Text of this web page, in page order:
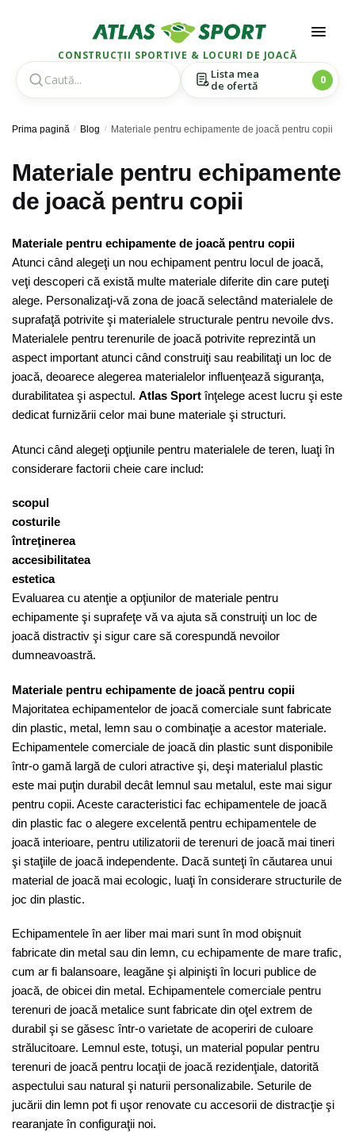
CONSTRUCȚII SPORTIVE & LOCURI DE JOACĂ
Lista mea
de ofertă
0
Prima pagină / Blog / Materiale pentru echipamente de joacă pentru copii
Materiale pentru echipamente
de joacă pentru copii
Materiale pentru echipamente de joacă pentru copii
Atunci când alegeţi un nou echipament pentru locul de joacă,
veţi descoperi că există multe materiale diferite din care puteţi
alege. Personalizaţi-vă zona de joacă selectând materialele de
suprafaţă potrivite şi materialele structurale pentru nevoile dvs.
Materialele pentru terenurile de joacă potrivite reprezintă un
aspect important atunci când construiţi sau reabilitaţi un loc de
joacă, deoarece alegerea materialelor influenţează siguranţa,
durabilitatea şi aspectul. Atlas Sportînţelege acest lucru şi este
dedicat furnizării celor mai bune materiale şi structuri.
Atunci când alegeţi opţiunile pentru materialele de teren, luaţi în
considerare factorii cheie care includ:
scopul
costurile
întreţinerea
accesibilitatea
estetica
Evaluarea cu atenţie a opţiunilor de materiale pentru
echipamente şi suprafeţe vă va ajuta să construiţi un loc de
joacă distractiv şi sigur care să corespundă nevoilor
dumneavoastră.
Materiale pentru echipamente de joacă pentru copii
Majoritatea echipamentelor de joacă comerciale sunt fabricate
din plastic, metal, lemn sau o combinaţie a acestor materiale.
Echipamentele comerciale de joacă din plastic sunt disponibile
într-o gamă largă de culori atractive şi, deşi materialul plastic
este mai puţin durabil decât lemnul sau metalul, este mai sigur
pentru copii. Aceste caracteristici fac echipamentele de joacă
din plastic fac o alegere excelentă pentru echipamentele de
joacă interioare, pentru utilizatorii de terenuri de joacă mai tineri
şi staţiile de joacă independente. Dacă sunteţi în căutarea unui
material de joacă mai ecologic, luaţi în considerare structurile de
joc din plastic.
Echipamentele în aer liber mai mari sunt în mod obişnuit
fabricate din metal sau din lemn, cu echipamente de mare trafic,
cum ar fi balansoare, leagăne şi alpinişti în locuri publice de
joacă, de obicei din metal. Echipamentele comerciale pentru
terenuri de joacă metalice sunt fabricate din oţel extrem de
durabil şi se găsesc într-o varietate de acoperiri de culoare
strălucitoare. Lemnul este, totuşi, un material popular pentru
terenuri de joacă pentru locaţii de joacă rezidenţiale, datorită
aspectului sau natural şi naturii personalizabile. Seturile de
jucării din lemn pot fi uşor renovate cu accesorii de distracţie şi
rearanjate în configuraţii noi.